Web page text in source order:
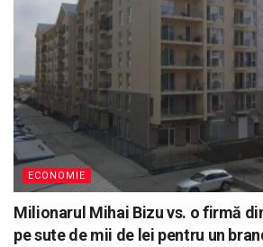
ECONOMIE
Milionarul Mihai Bizu vs. o firmă
pe sute de mii de lei pentru un